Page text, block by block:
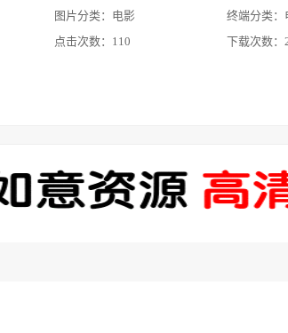
图片分类：电影
终端分类：
点击次数： 110 下载次数：